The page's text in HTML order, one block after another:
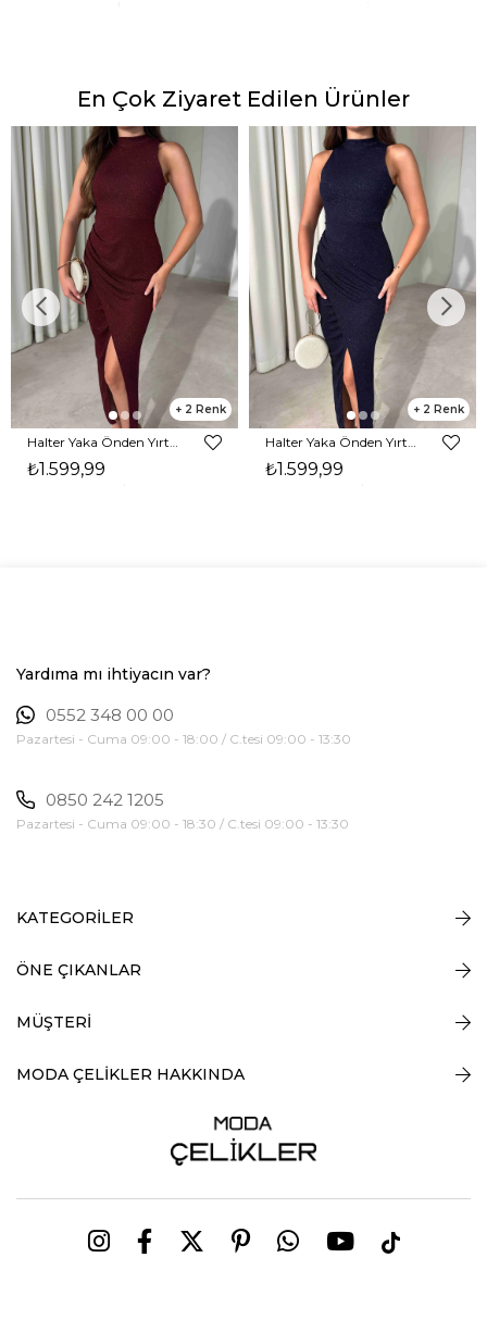
En Çok Ziyaret Edilen Ürünler
2
Halter Yaka Önden Yırtmaçlı Midi Boy Bordo Hasre Kadın Elbise 26Y502
₺1.599,99
2
Halter Yaka Önden Yırtmaçlı Midi Boy Lacivert Hasre Kadın Elbise 26Y502
₺1.599,99
Yardıma mı ihtiyacın var?
0552 348 00 00
Pazartesi - Cuma 09:00 - 18:00 / C.tesi 09:00 - 13:30
0850 242 1205
Pazartesi - Cuma 09:00 - 18:30 / C.tesi 09:00 - 13:30
KATEGORİLER
ÖNE ÇIKANLAR
MÜŞTERİ
MODA ÇELİKLER HAKKINDA